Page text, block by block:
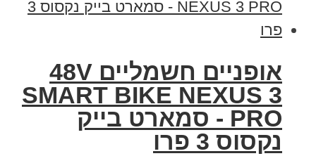
אופניים חשמליים 48V
SMART BIKE NEXUS 3
PRO - סמארט בייק
נקסוס 3 פרו